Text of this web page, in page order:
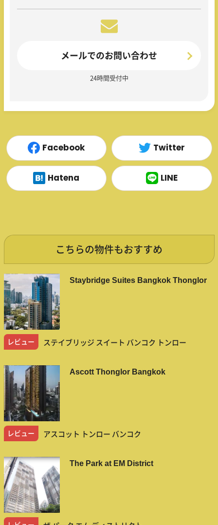
メールでのお問い合わせ
24時間受付中
Facebook Twitter
Hatena LINE
こちらの物件もおすすめ
Staybridge Suites Bangkok Thonglor
レビュー ステイブリッジ スイート バンコク トンロー
Ascott Thonglor Bangkok
レビュー アスコット トンロー バンコク
The Park at EM District